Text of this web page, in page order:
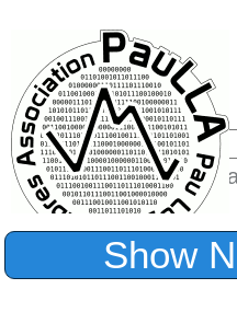
Chercher par
Seulement
Recherche
Show